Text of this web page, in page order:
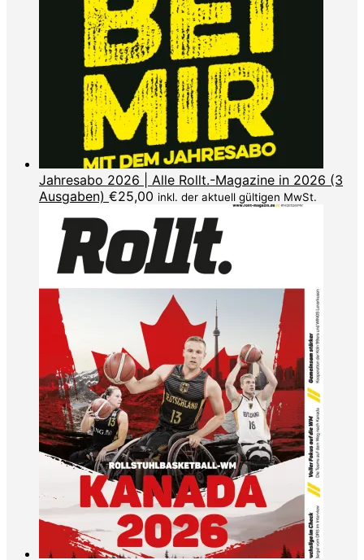
Jahresabo 2026 | Alle Rollt.-Magazine in 2026 (3
Ausgaben) €25,00 inkl. der aktuell gültigen MwSt.